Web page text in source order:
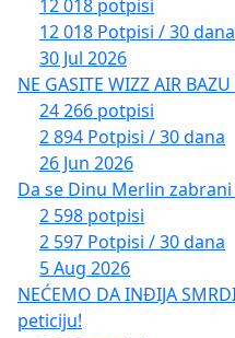
12 018 potpisi
12 018 Potpisi / 30 dana
30 Jul 2026
NE GASITE WIZZ AIR
24 266 potpisi
2 894 Potpisi / 30 dana
26 Jun 2026
Da se Dinu Merlin
2 598 potpisi
2 597 Potpisi / 30 dana
5 Aug 2026
NEĆEMO DA INĐIJA
peticiju!